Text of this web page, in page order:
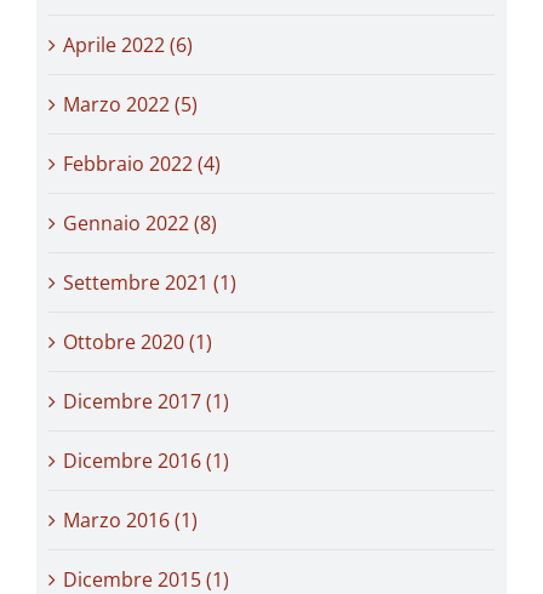
Aprile 2022 (6)
Marzo 2022 (5)
Febbraio 2022 (4)
Gennaio 2022 (8)
Settembre 2021 (1)
Ottobre 2020 (1)
Dicembre 2017 (1)
Dicembre 2016 (1)
Marzo 2016 (1)
Dicembre 2015 (1)